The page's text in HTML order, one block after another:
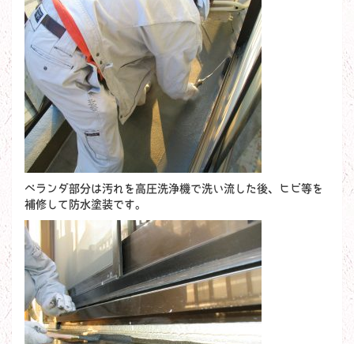
ベランダ部分は汚れを高圧洗浄機で洗い流した後、ヒビ等を
補修して防水塗装です。